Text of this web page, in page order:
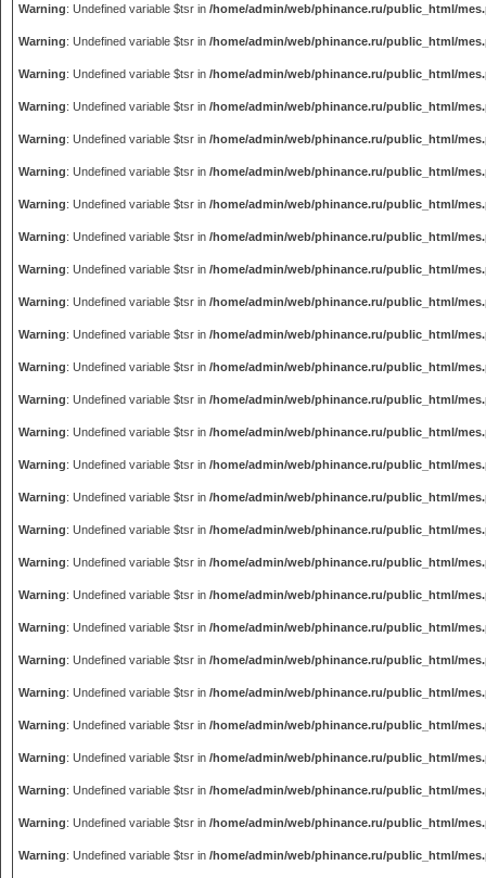
Warning: Undefined variable $tsr in /home/admin/web/phinance.ru/public_html/
Warning: Undefined variable $tsr in /home/admin/web/phinance.ru/public_html/
Warning: Undefined variable $tsr in /home/admin/web/phinance.ru/public_html/
Warning: Undefined variable $tsr in /home/admin/web/phinance.ru/public_html/
Warning: Undefined variable $tsr in /home/admin/web/phinance.ru/public_html/
Warning: Undefined variable $tsr in /home/admin/web/phinance.ru/public_html/
Warning: Undefined variable $tsr in /home/admin/web/phinance.ru/public_html/
Warning: Undefined variable $tsr in /home/admin/web/phinance.ru/public_html/
Warning: Undefined variable $tsr in /home/admin/web/phinance.ru/public_html/
Warning: Undefined variable $tsr in /home/admin/web/phinance.ru/public_html/
Warning: Undefined variable $tsr in /home/admin/web/phinance.ru/public_html/
Warning: Undefined variable $tsr in /home/admin/web/phinance.ru/public_html/
Warning: Undefined variable $tsr in /home/admin/web/phinance.ru/public_html/
Warning: Undefined variable $tsr in /home/admin/web/phinance.ru/public_html/
Warning: Undefined variable $tsr in /home/admin/web/phinance.ru/public_html/
Warning: Undefined variable $tsr in /home/admin/web/phinance.ru/public_html/
Warning: Undefined variable $tsr in /home/admin/web/phinance.ru/public_html/
Warning: Undefined variable $tsr in /home/admin/web/phinance.ru/public_html/
Warning: Undefined variable $tsr in /home/admin/web/phinance.ru/public_html/
Warning: Undefined variable $tsr in /home/admin/web/phinance.ru/public_html/
Warning: Undefined variable $tsr in /home/admin/web/phinance.ru/public_html/
Warning: Undefined variable $tsr in /home/admin/web/phinance.ru/public_html/
Warning: Undefined variable $tsr in /home/admin/web/phinance.ru/public_html/
Warning: Undefined variable $tsr in /home/admin/web/phinance.ru/public_html/
Warning: Undefined variable $tsr in /home/admin/web/phinance.ru/public_html/
Warning: Undefined variable $tsr in /home/admin/web/phinance.ru/public_html/
Warning: Undefined variable $tsr in /home/admin/web/phinance.ru/public_html/